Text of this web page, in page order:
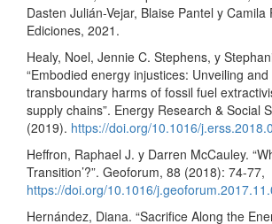
Dasten Julián-Vejar, Blaise Pantel y Camila
Ediciones, 2021.
Healy, Noel, Jennie C. Stephens, y
“Embodied energy injustices: Unveiling
transboundary harms of fossil fuel
supply chains”. Energy Research & Social
(2019). https://doi.org/10.1016/
Heffron, Raphael J. y Darren McCauley.
Transition’?”. Geoforum, 88 (2018): 74-77,
https://doi.org/10.1016/
Hernández, Diana. “Sacrifice Along the